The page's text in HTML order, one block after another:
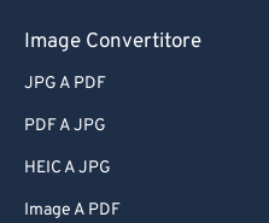
Image Convertitore
JPG A PDF
PDF A JPG
HEIC A JPG
Image A PDF